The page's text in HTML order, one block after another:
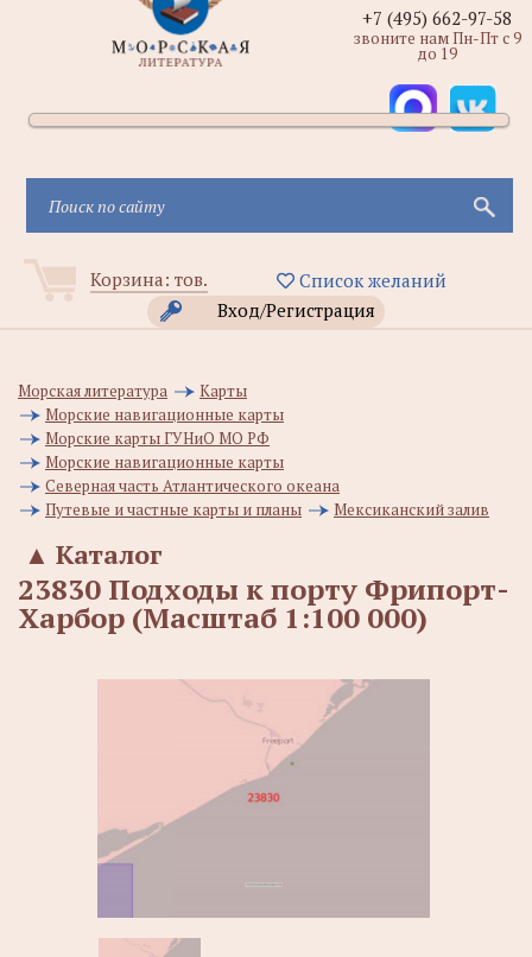
Корзина: тов.
Список желаний
Вход/Регистрация
+7 (495) 662-97-58
звоните нам Пн-Пт с 9
до 19
Морская литература
Карты
Морские навигационные карты
Морские карты ГУНиО МО РФ
Морские навигационные карты
Северная часть Атлантического океана
Путевые и частные карты и планы
Мексиканский залив
Каталог
▲
23830 Подходы к порту Фрипорт-
Харбор (Масштаб 1:100 000)